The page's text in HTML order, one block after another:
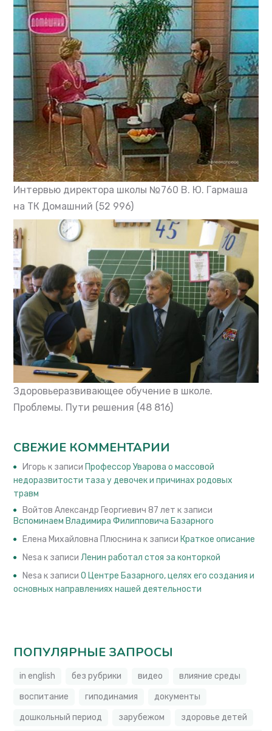
Интервью директора школы №760 В. Ю. Гармаша
на ТК Домашний (52 996)
Здоровьеразвивающее обучение в школе.
Проблемы. Пути решения (48 816)
СВЕЖИЕ КОММЕНТАРИИ
Игорь к записи Профессор Уварова о массовой
недоразвитости таза у девочек и причинах родовых
травм
Войтов Александр Георгиевич 87 лет к записи
Вспоминаем Владимира Филипповича Базарного
Елена Михайловна Плюснина к записи Краткое описание
Nesa к записиЛенин работал стоя за конторкой
Nesa к записиО Центре Базарного, целях его создания и
основных направлениях нашей деятельности
ПОПУЛЯРНЫЕ ЗАПРОСЫ
in english без рубрики видео
влияние среды
воспитание
гиподинамия
документы
дошкольный период
зарубежом здоровье детей